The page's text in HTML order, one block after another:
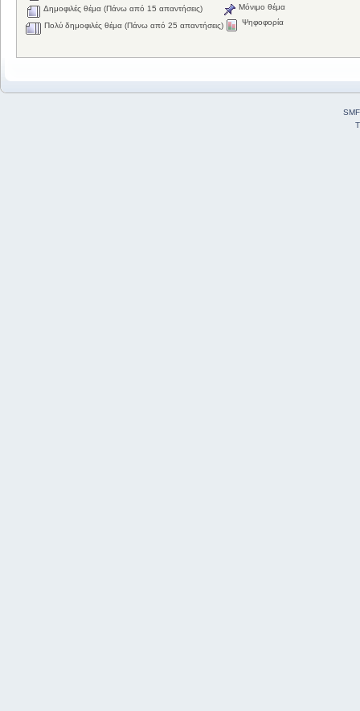
Δημοφιλές θέμα (Πάνω από 15 απαντήσεις)
Πολύ δημοφιλές θέμα (Πάνω από 25 απαντήσεις)
Μόνιμο θέμα
Ψηφοφορία